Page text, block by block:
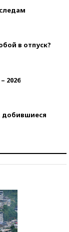
в отпуск?
2026
добившиеся